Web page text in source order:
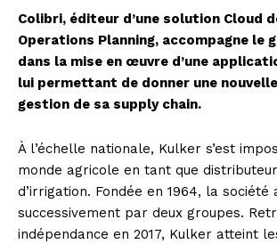
Colibri, éditeur d’une solution Cloud
Operations Planning, accompagne le
dans la mise en œuvre d’une
lui permettant de donner une
gestion de sa supply chain.
À l’échelle nationale, Kulker s’est
monde agricole en tant que
d’irrigation. Fondée en 1964, la
successivement par deux groupes.
indépendance en 2017, Kulker atteint